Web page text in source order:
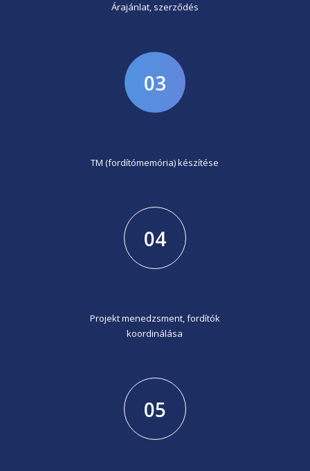
Árajánlat, szerződés
03
TM (fordítómemória) készítése
04
Projekt menedzsment, fordítók
koordinálása
05